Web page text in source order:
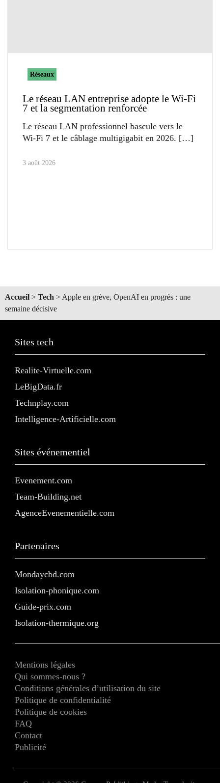
Réseaux
Le réseau LAN entreprise adopte le Wi-Fi
7 et la segmentation renforcée
Le réseau LAN professionnel bascule vers le
Wi-Fi 7 et le câblage multigigabit en 2026.
3 août 2026
Accueil > Tech > Apple en grève, OpenAI en progrès : une
semaine décisive
Sites tech
Realite-Virtuelle.com
LeBigData.fr
Technplay.com
Intelligence-Artificielle.com
Sites événementiel
Evenement.com
Team-Building.net
AgenceEvenementielle.com
Partenaires
Mondaycbd.com
Isolation-phonique.com
Guide-prix.com
Isolation-thermique.org
Mentions légales
Qui sommes-nous ?
Conditions générales d’utilisation du site
Politique de confidentialité
Politique de cookies
FAQ
Contact
Publicité